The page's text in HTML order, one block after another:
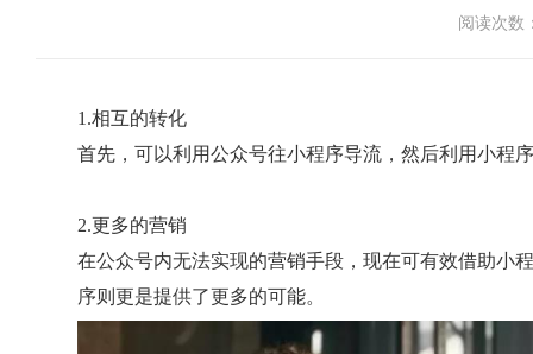
阅读次数
1.相互的转化
首先，可以利用公众号往小程序导流，然后利用小程
2.更多的营销
在公众号内无法实现的营销手段，现在可有效借助小
序则更是提供了更多的可能。